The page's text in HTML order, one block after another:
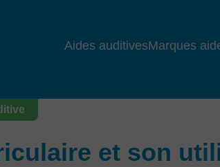
Aides auditivesMarques
et son